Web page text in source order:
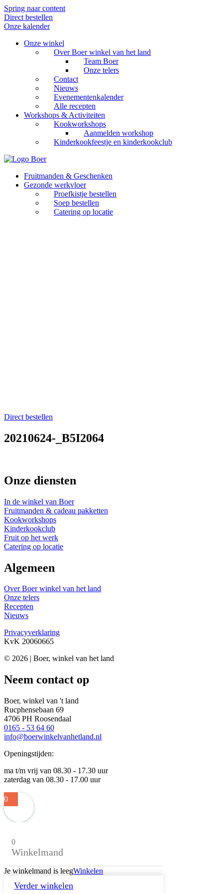
Spring naar content
Direct bestellen
Onze kalender
Onze winkel
Over Boer winkel van het land
Team Boer
Onze telers
Contact
Nieuws
Evenementenkalender
Alle recepten
Workshops & Activiteiten
Kookworkshops
Aanmelden workshop
Kinderkookfeestje en kinderkookclub
Fruitmanden & Geschenken
Gezonde werkvloer
Proefkistje bestellen
Soep bestellen
Catering op locatie
Direct bestellen
20210624-_B5I2064
Onze diensten
In de winkel van Boer
Fruitmanden & cadeau pakketten
Kookworkshops
Kinderkookclub
Fruit op het werk
Catering op locatie
Algemeen
Over Boer winkel van het land
Onze telers
Recepten
Nieuws
Privacyverklaring
KvK 20060665
© 2026 | Boer, winkel van het land
Neem contact op
Boer, winkel van 't land
Rucphensebaan 69
4706 PH Roosendaal
0165 - 53 64 60
info@boerwinkelvanhetland.nl
Openingstijden:
ma t/m vrij van 08.30 - 17.30 uur
zaterdag van 08.30 - 17.00 uur
0
0
Winkelmand
Je winkelmand is leegWinkelen
Verder winkelen